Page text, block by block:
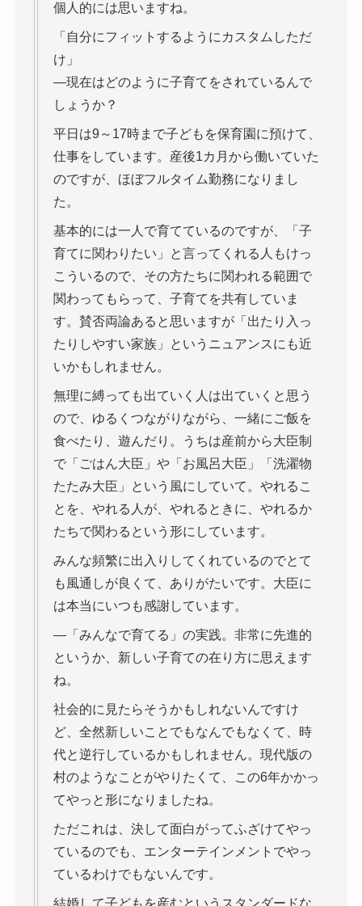
個人的には思いますね。
「自分にフィットするようにカスタムしただ
け」
―現在はどのように子育てをされているんで
しょうか？
平日は9～17時まで子どもを保育園に預けて、
仕事をしています。産後1カ月から働いていた
のですが、ほぼフルタイム勤務になりまし
た。
基本的には一人で育てているのですが、「子
育てに関わりたい」と言ってくれる人もけっ
こういるので、その方たちに関われる範囲で
関わってもらって、子育てを共有していま
す。賛否両論あると思いますが「出たり入っ
たりしやすい家族」というニュアンスにも近
いかもしれません。
無理に縛っても出ていく人は出ていくと思う
ので、ゆるくつながりながら、一緒にご飯を
食べたり、遊んだり。うちは産前から大臣制
で「ごはん大臣」や「お風呂大臣」「洗濯物
たたみ大臣」という風にしていて。やれるこ
とを、やれる人が、やれるときに、やれるか
たちで関わるという形にしています。
みんな頻繁に出入りしてくれているのでとて
も風通しが良くて、ありがたいです。大臣に
は本当にいつも感謝しています。
―「みんなで育てる」の実践。非常に先進的
というか、新しい子育ての在り方に思えます
ね。
社会的に見たらそうかもしれないんですけ
ど、全然新しいことでもなんでもなくて、時
代と逆行しているかもしれません。現代版の
村のようなことがやりたくて、この6年かかっ
てやっと形になりましたね。
ただこれは、決して面白がってふざけてやっ
ているのでも、エンターテインメントでやっ
ているわけでもないんです。